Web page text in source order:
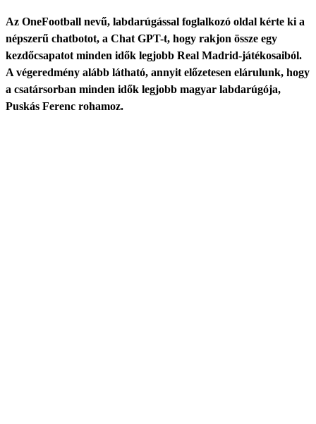
Az OneFootball nevű, labdarúgással foglalkozó oldal kérte ki a
népszerű chatbotot, a Chat GPT-t, hogy rakjon össze egy
kezdőcsapatot minden idők legjobb Real Madrid-játékosaiból.
A végeredmény alább látható, annyit előzetesen elárulunk, hogy
a csatársorban minden idők legjobb magyar labdarúgója,
Puskás Ferenc rohamoz.